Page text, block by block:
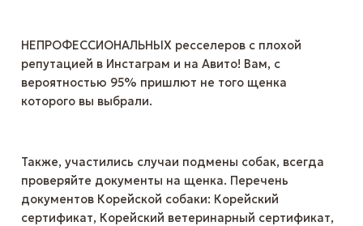
НЕПРОФЕССИОНАЛЬНЫХ ресселеров с плохой
репутацией в Инстаграм и на Авито! Вам, с
вероятностью 95% пришлют не того щенка
которого вы выбрали.
Также, участились случаи подмены собак, всегда
проверяйте документы на щенка. Перечень
документов Корейской собаки: Корейский
сертификат, Корейский ветеринаpный сертификат,